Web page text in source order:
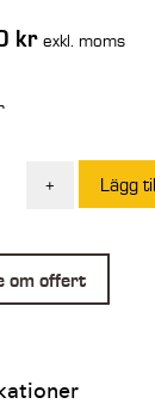
kr exkl. moms
+ Lägg
om offert